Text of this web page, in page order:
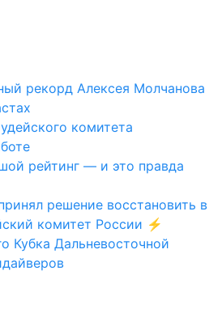
рекорд Алексея Молчанова
комитета
рейтинг — и это правда
решение восстановить в
комитет России ⚡️
Кубка Дальневосточной